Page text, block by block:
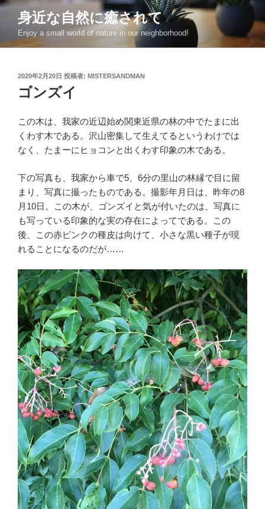
コ
ン
身近な自然に癒されて
Enjoy a small world of nature in our neighborhood!
投
日:
2020年2月20日 投稿者: MISTERSANDMAN
ゴンズイ
この木は、我家の近辺始め関東近県の林の中でたまに出
くわす木である。沢山密集して生えてるというわけでは
なく、たまーにヒョコンと出くわす印象の木である。
下の写真も、我家から車で5、6分の里山の林縁で目に留
まり、写真に撮ったものである。撮影年月日は、昨年の8
月10日。この木が、ゴンズイと気が付いたのは、写真に
も写っている印象的な実の存在によってである。この
後、この赤ピンクの種皮は向けて、小さな黒い種子が現
れることになるのだが……